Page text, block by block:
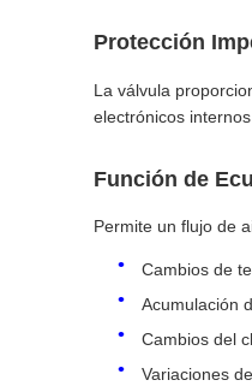
Protección
La válvula
electrónicos
Función de
Permite un flujo de
Cambios de
Acumulación
Cambios del
Variaciones